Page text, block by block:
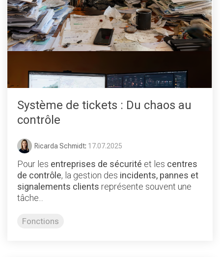
Système de tickets : Du chaos au
contrôle
Ricarda Schmidt: 17.07.2025
Pour les entreprises de sécurité et les centres
de contrôle, la gestion des incidents, pannes et
signalements clients représente souvent une
tâche...
Fonctions